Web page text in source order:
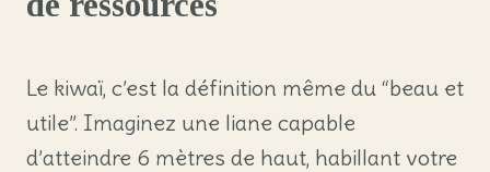
Le kiwaï, c’est la définition même du “beau et
utile”. Imaginez une liane capable
d’atteindre 6 mètres de haut, habillant votre